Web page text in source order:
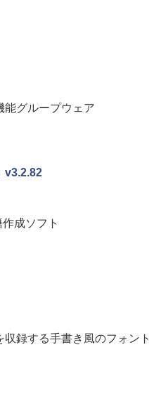
能グループウェア
v3.2.82
成ソフト
録する手書き風のフォント